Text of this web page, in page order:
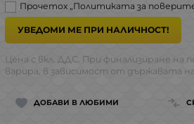
Прочетох „Политиката за
УВЕДОМИ МЕ ПРИ НАЛИЧНОСТ!
Цена с вкл. ДДС. При финализиране на
варира, в зависимост от държавата
ДОБАВИ В ЛЮБИМИ